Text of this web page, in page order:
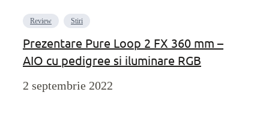
Review Stiri
Prezentare Pure Loop 2 FX 360 mm –
AIO cu pedigree si iluminare RGB
2 septembrie 2022